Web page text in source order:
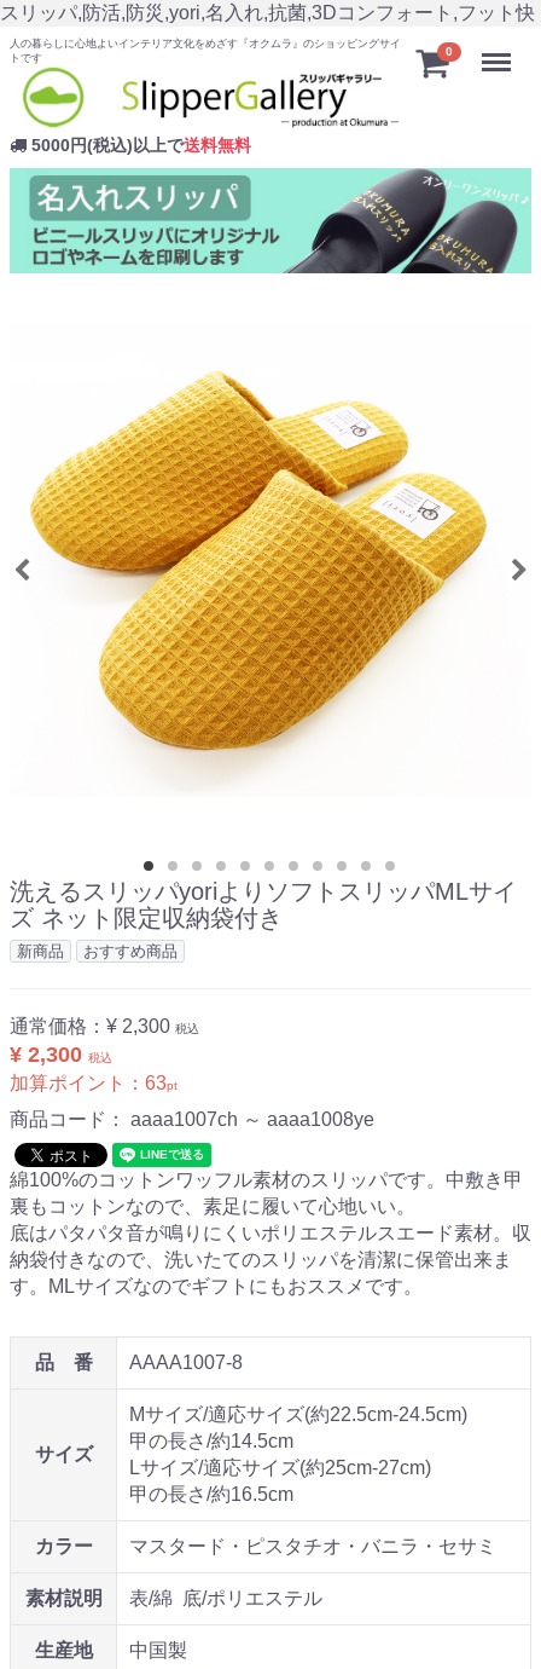
スリッパ,防活,防災,yori,名入れ,抗菌,3Dコンフォート,フット快
人の暮らしに心地よいインテリア文化をめざす『オクムラ』のショッピングサイ
トです
5000円(税込)以上で送料無料
0 Menu
洗えるスリッパyoriよりソフトスリッパMLサイ
ズ ネット限定収納袋付き
新商品 おすすめ商品
通常価格： ¥ 2,300 税込
¥ 2,300 税込
加算ポイント： 63pt
商品コード： aaaa1007ch ～ aaaa1008ye
綿100%のコットンワッフル素材のスリッパです。中敷き甲
裏もコットンなので、素足に履いて心地いい。
底はパタパタ音が鳴りにくいポリエステルスエード素材。収
納袋付きなので、洗いたてのスリッパを清潔に保管出来ま
す。MLサイズなのでギフトにもおススメです。
品 番 AAAA1007-8
サイズ
Mサイズ/適応サイズ(約22.5cm-24.5cm)
甲の長さ/約14.5cm
Lサイズ/適応サイズ(約25cm-27cm)
甲の長さ/約16.5cm
カラー マスタード・ピスタチオ・バニラ・セサミ
素材説明 表/綿 底/ポリエステル
生産地
中国製